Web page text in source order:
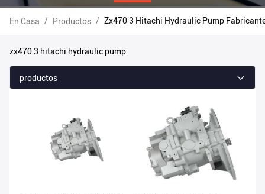
Zx470 3
Hitachi
Hydraulic
Pump ]
Partido 6
Productos
En Casa / Productos / Zx470 3 Hitachi Hydraulic Pump
zx470 3 hitachi hydraulic pump
productos